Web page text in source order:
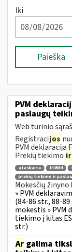
Iki
Paieška
PVM
paslaugų
Web turinio
Registracijos
PVM deklaracija
Prekių tiekimo ir
ataskaita fr0564
prekių tiekimo ir
Mokesčių
» PVM
(84-86 str., 88-
mokestis » PVM
tiekimo į kitas
str.)
Ar galima